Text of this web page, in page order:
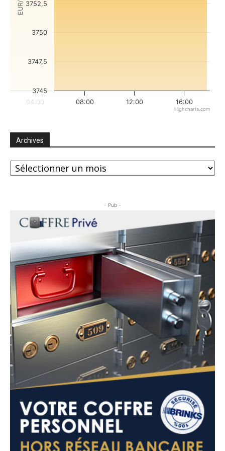
Highcharts.com
3745
3747,5
3750
3752,5
04:00 08:00 12:00 16:00
Archives
Archives
- Pub -